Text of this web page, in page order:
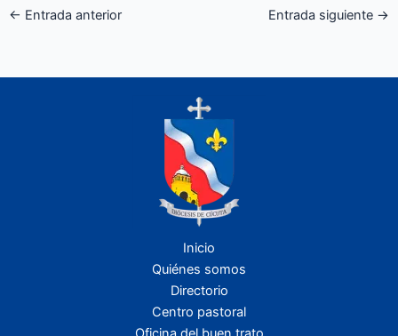
← Entrada anterior Entrada siguiente →
Inicio
Quiénes somos
Directorio
Centro pastoral